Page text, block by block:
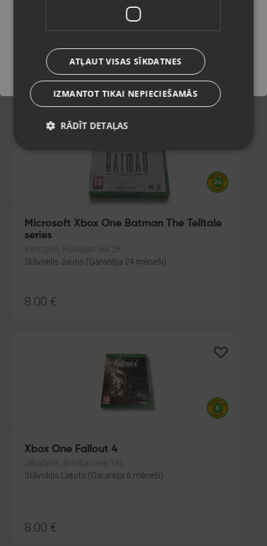
Stāvoklis Mazlietots (Garantija 12 mēneši)
11.00€
Microsoft Xbox One Batman The Telltale
series
Ventspils, Kuldīgas iela 26
Stāvoklis Jauns (Garantija 24 mēneši)
8.00 €
Xbox One Fallout 4
Jēkabpils, Brīvības iela 146
Stāvoklis Lietots (Garantija 6 mēneši)
8.00 €
Saglabāt
ATĻAUT VISAS SĪKDATNES
IZMANTOT TIKAI NEPIECIEŠAMĀS
RĀDĪT DETAĻAS